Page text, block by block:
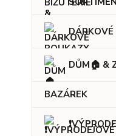
DŮM🏠 &
BAZÁREK